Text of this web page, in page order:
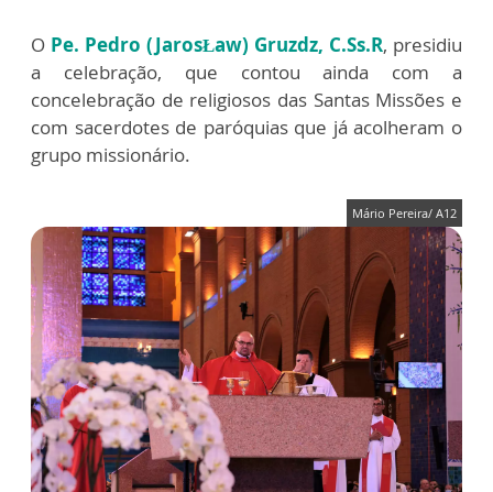
O Pe. Pedro (JarosŁaw) Gruzdz, C.Ss.R, presidiu
a celebração, que contou ainda com a
concelebração de religiosos das Santas Missões e
com sacerdotes de paróquias que já acolheram o
grupo missionário.
Mário Pereira/ A12